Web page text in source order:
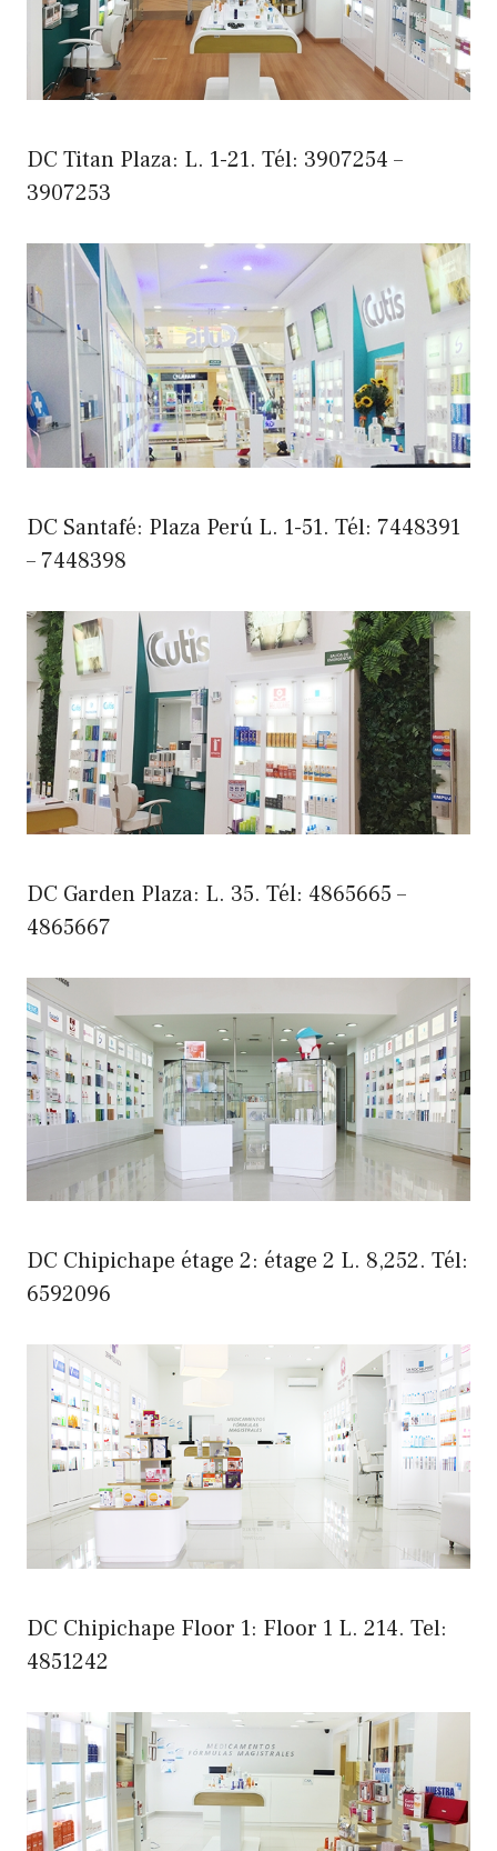
DC Titan Plaza: L. 1-21. Tél: 3907254 –
3907253
DC Santafé: Plaza Perú L. 1-51. Tél: 7448391
– 7448398
DC Garden Plaza: L. 35. Tél: 4865665 –
4865667
DC Chipichape étage 2: étage 2 L. 8,252. Tél:
6592096
DC Chipichape Floor 1: Floor 1 L. 214. Tel:
4851242